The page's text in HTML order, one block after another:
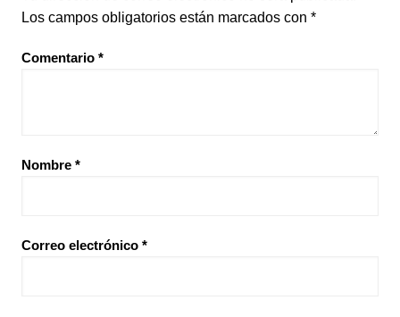
Los campos obligatorios están marcados con *
Comentario *
Nombre *
Correo electrónico *